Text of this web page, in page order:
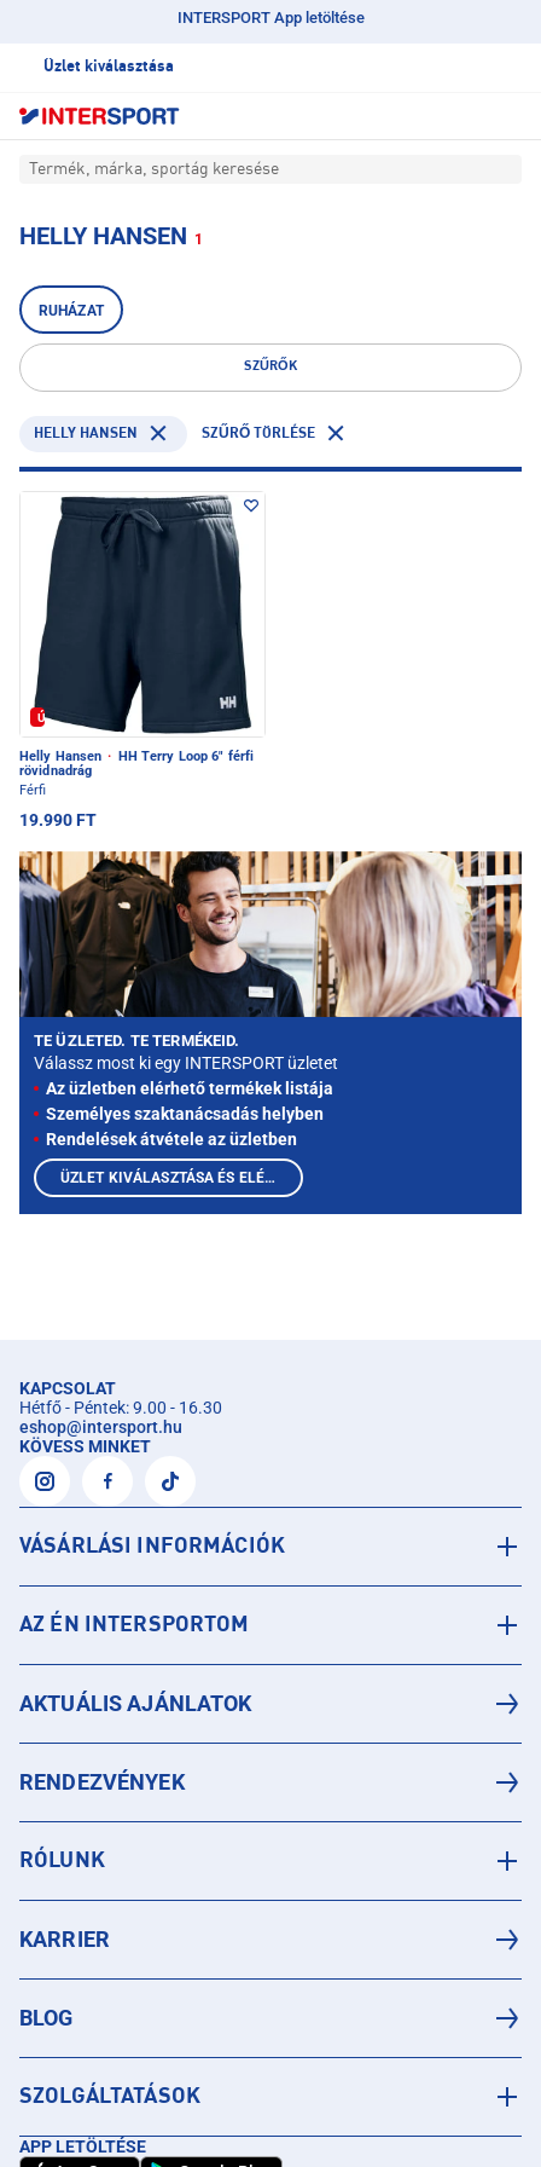
INTERSPORT App letöltése
Üzlet kiválasztása
Termék, márka, sportág keresése
HELLY HANSEN 1
RUHÁZAT
SZŰRŐK
HELLY HANSEN SZŰRŐ TÖRLÉSE
Új
Helly Hansen · HH Terry Loop 6" férfi
rövidnadrág
Férfi
19.990 FT
TE ÜZLETED. TE TERMÉKEID.
Válassz most ki egy INTERSPORT üzletet
Az üzletben elérhető termékek listája
Személyes szaktanácsadás helyben
Rendelések átvétele az üzletben
ÜZLET KIVÁLASZTÁSA ÉS ELÉRHETŐ TERMÉKEK MEGTEKINTÉSE
KAPCSOLAT
Hétfő - Péntek: 9.00 - 16.30
eshop@intersport.hu
KÖVESS MINKET
VÁSÁRLÁSI INFORMÁCIÓK
AZ ÉN INTERSPORTOM
AKTUÁLIS AJÁNLATOK
RENDEZVÉNYEK
RÓLUNK
KARRIER
BLOG
SZOLGÁLTATÁSOK
APP LETÖLTÉSE